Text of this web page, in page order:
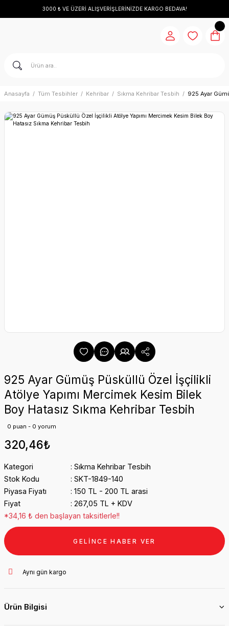
3000 ₺ VE ÜZERİ ALIŞVERİŞLERİNİZDE KARGO BEDAVA!
Anasayfa Tüm Tesbihler Kehribar Sıkma Kehribar Tesbih 925 Ayar
925 Ayar Gümüş Püsküllü Özel İşçilikli
Atölye Yapımı Mercimek Kesim Bilek
Boy Hatasız Sıkma Kehribar Tesbih
0 puan - 0 yorum
320,46₺
Kategori
Sıkma Kehribar Tesbih
Stok Kodu
SKT-1849-140
Piyasa Fiyatı
150 TL - 200 TL arasi
Fiyat
267,05 TL + KDV
*34,16 ₺ den başlayan taksitlerle!!
GELİNCE HABER VER
Aynı gün kargo
Ürün Bilgisi